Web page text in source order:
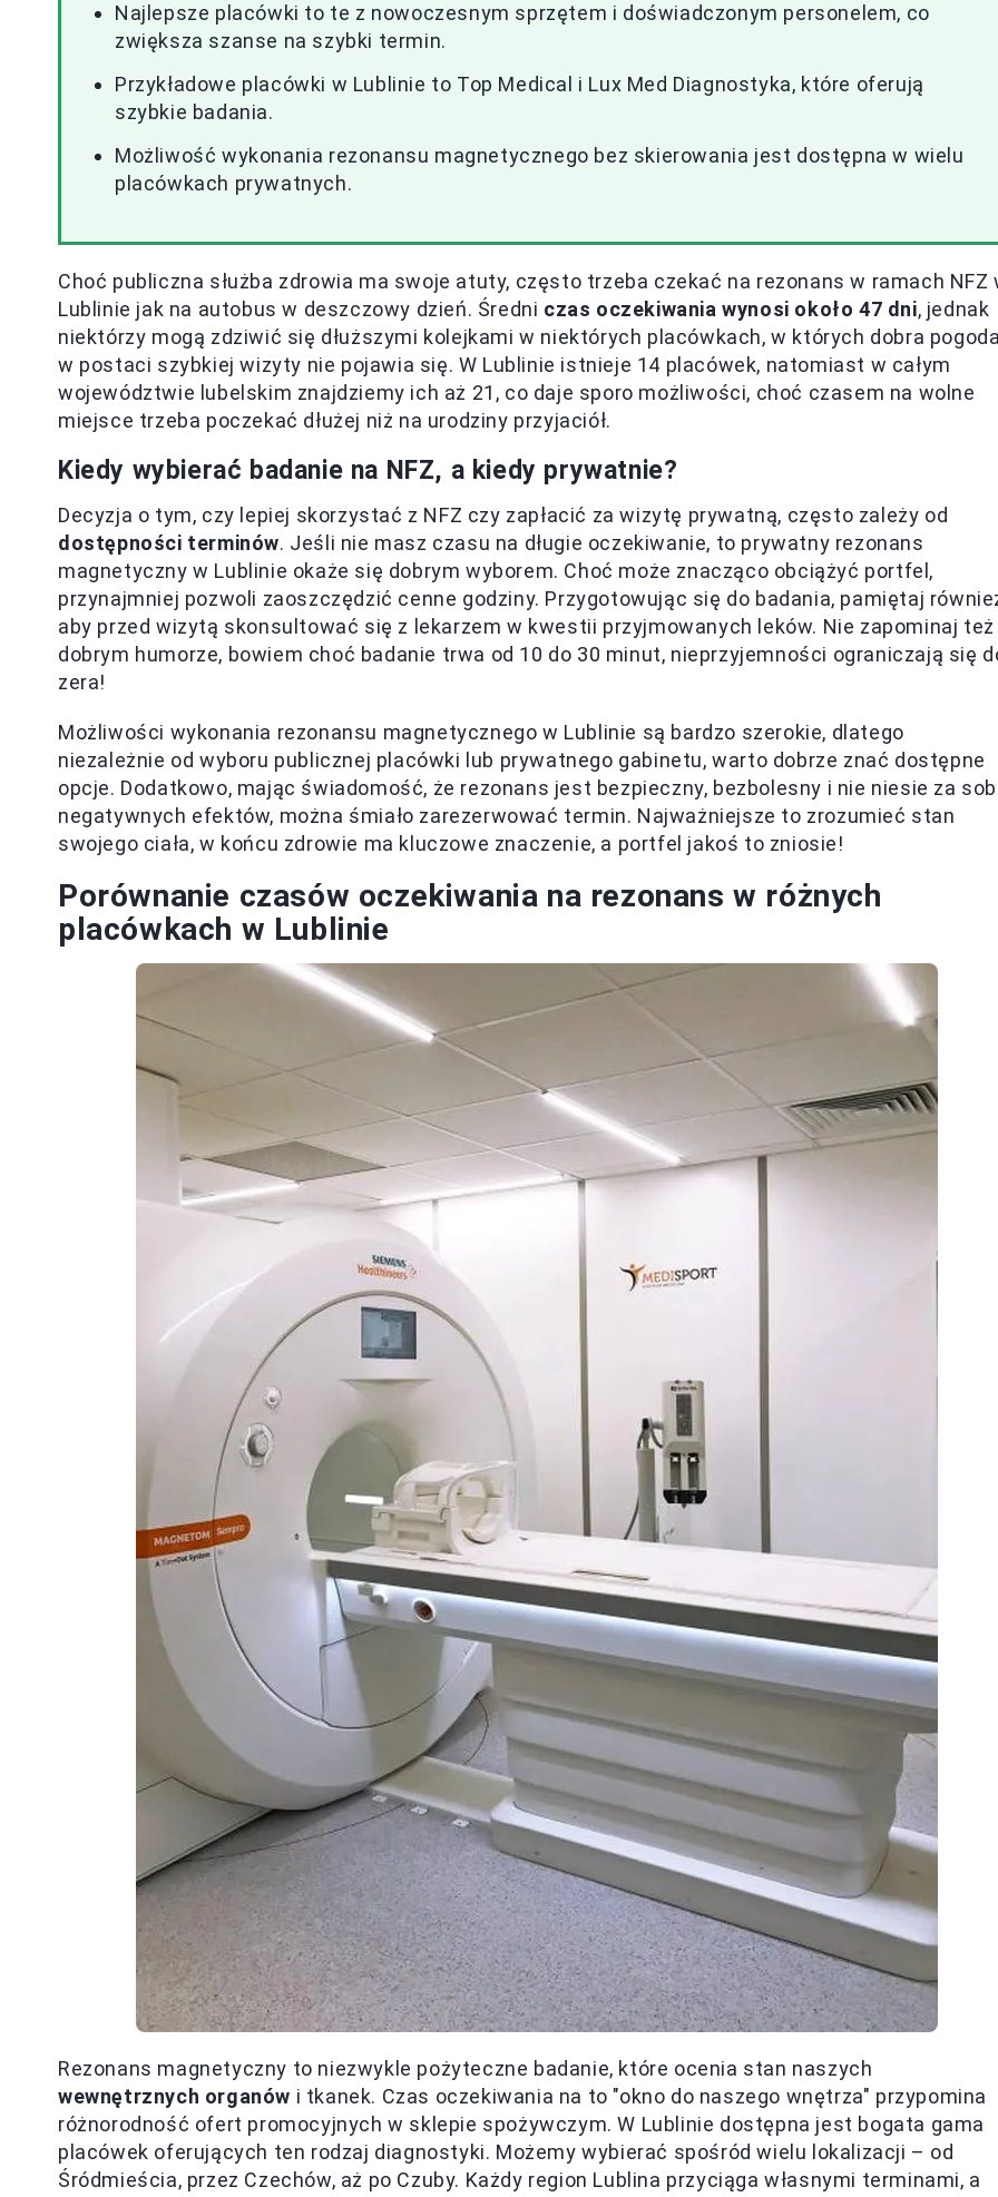
Najlepsze placówki to te z nowoczesnym sprzętem i doświadczonym personelem, co
zwiększa szanse na szybki termin.
Przykładowe placówki w Lublinie to Top Medical i Lux Med Diagnostyka, które oferują
szybkie badania.
Możliwość wykonania rezonansu magnetycznego bez skierowania jest dostępna w wielu
placówkach prywatnych.
Choć publiczna służba zdrowia ma swoje atuty, często trzeba czekać na rezonans w ramach NFZ
Lublinie jak na autobus w deszczowy dzień. Średni czas oczekiwania wynosi około 47 dni, jednak
niektórzy mogą zdziwić się dłuższymi kolejkami w niektórych placówkach, w których dobra
w postaci szybkiej wizyty nie pojawia się. W Lublinie istnieje 14 placówek, natomiast w całym
województwie lubelskim znajdziemy ich aż 21, co daje sporo możliwości, choć czasem na wolne
miejsce trzeba poczekać dłużej niż na urodziny przyjaciół.
Kiedy wybierać badanie na NFZ, a kiedy prywatnie?
Decyzja o tym, czy lepiej skorzystać z NFZ czy zapłacić za wizytę prywatną, często zależy od
dostępności terminów. Jeśli nie masz czasu na długie oczekiwanie, to prywatny rezonans
magnetyczny w Lublinie okaże się dobrym wyborem. Choć może znacząco obciążyć portfel,
przynajmniej pozwoli zaoszczędzić cenne godziny. Przygotowując się do badania, pamiętaj
aby przed wizytą skonsultować się z lekarzem w kwestii przyjmowanych leków. Nie zapominaj też
dobrym humorze, bowiem choć badanie trwa od 10 do 30 minut, nieprzyjemności ograniczają się
zera!
Możliwości wykonania rezonansu magnetycznego w Lublinie są bardzo szerokie, dlatego
niezależnie od wyboru publicznej placówki lub prywatnego gabinetu, warto dobrze znać dostępne
opcje. Dodatkowo, mając świadomość, że rezonans jest bezpieczny, bezbolesny i nie niesie za
negatywnych efektów, można śmiało zarezerwować termin. Najważniejsze to zrozumieć stan
swojego ciała, w końcu zdrowie ma kluczowe znaczenie, a portfel jakoś to zniosie!
Porównanie czasów oczekiwania na rezonans w różnych
placówkach w Lublinie
Rezonans magnetyczny to niezwykle pożyteczne badanie, które ocenia stan naszych
wewnętrznych organów i tkanek. Czas oczekiwania na to "okno do naszego wnętrza" przypomina
różnorodność ofert promocyjnych w sklepie spożywczym. W Lublinie dostępna jest bogata gama
placówek oferujących ten rodzaj diagnostyki. Możemy wybierać spośród wielu lokalizacji – od
Śródmieścia, przez Czechów, aż po Czuby. Każdy region Lublina przyciąga własnymi terminami, a